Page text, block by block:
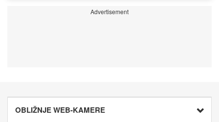
Advertisement
OBLIŽNJE WEB-KAMERE